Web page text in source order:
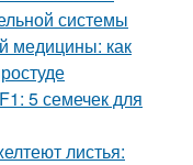
системы
медицины: как
5 семечек для
листья: